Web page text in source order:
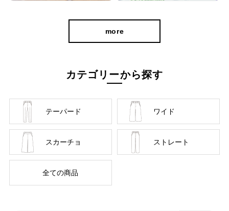
自分に似合うものを知っている人、年齢を重ねるごとに輝く
日常と分けず、近所のカフェで過ごす日常も、ふらっと楽し
む旅行先でも、快適に過ごすための商品づくりを目指してい
ます。
本物のスタンダードを
more
カテゴリーから探す
テーパード ワイド
スカーチョ ストレート
全ての商品